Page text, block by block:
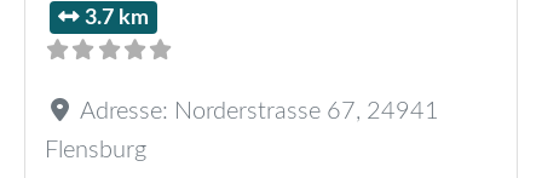
3.7 km
Adresse: Norderstrasse 67, 24941
Flensburg